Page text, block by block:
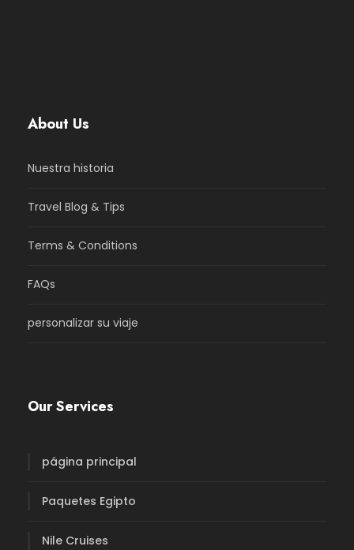
About Us
Nuestra historia
Travel Blog & Tips
Terms & Conditions
FAQs
personalizar su viaje
Our Services
página principal
Paquetes Egipto
Nile Cruises